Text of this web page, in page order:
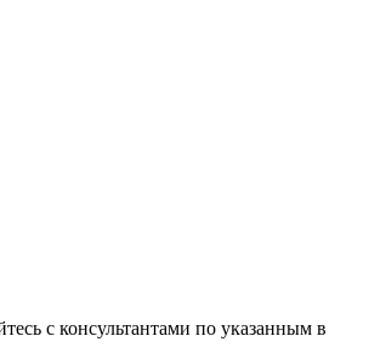
с консультантами по указанным в